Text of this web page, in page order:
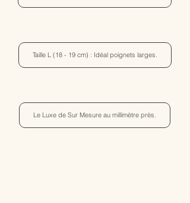
Taille L (18 - 19 cm) : Idéal poignets larges.
Le Luxe de Sur Mesure au millimètre près.